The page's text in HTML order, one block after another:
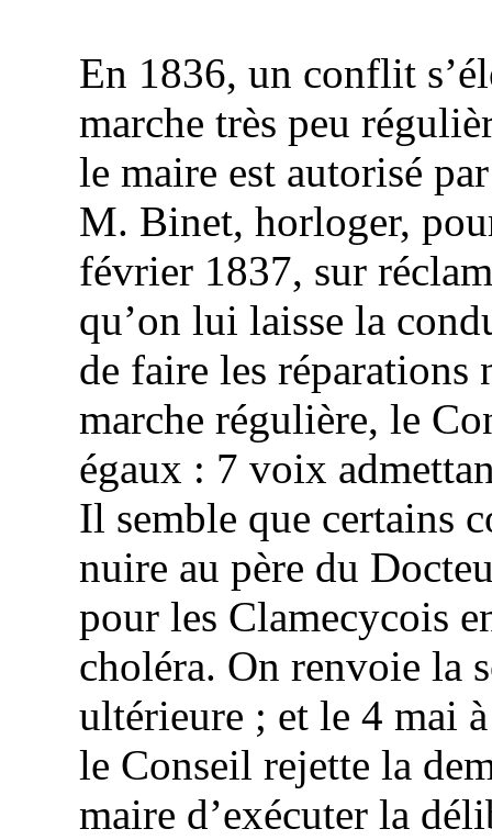
En 1836, un conflit
marche très peu
le maire est autorisé
M. Binet, horloger,
février 1837, sur
qu’on lui laisse la
de faire les réparations
marche régulière, le
égaux : 7 voix
Il semble que certains
nuire au père du
pour les Clamecycois
choléra. On renvoie la
ultérieure ; et le 4 mai
le Conseil rejette la
maire d’exécuter la